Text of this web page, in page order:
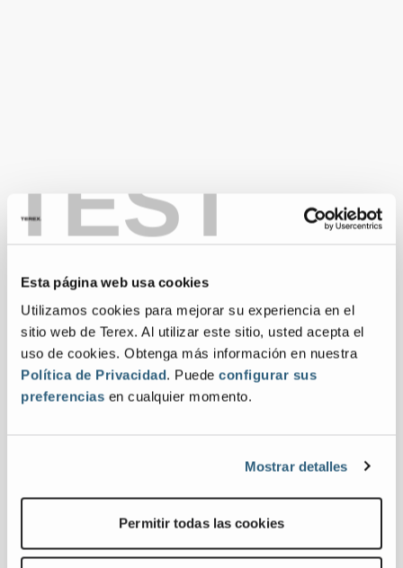
TEST
Esta página web usa cookies
Utilizamos cookies para mejorar su experiencia en el
sitio web de Terex. Al utilizar este sitio, usted acepta el
uso de cookies. Obtenga más información en nuestra
Política de Privacidad. Puede configurar sus
preferencias en cualquier momento.
Mostrar detalles
Permitir todas las cookies